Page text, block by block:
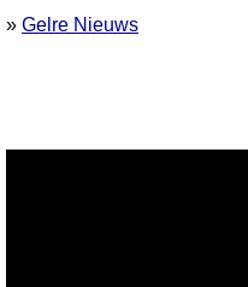
» Gelre Nieuws